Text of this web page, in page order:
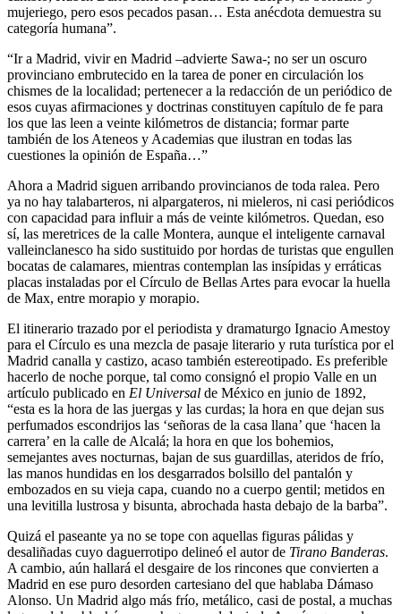
mujeriego, pero esos pecados pasan… Esta anécdota demuestra su
categoría humana”.
“Ir a Madrid, vivir en Madrid –advierte Sawa-; no ser un oscuro
provinciano embrutecido en la tarea de poner en circulación los
chismes de la localidad; pertenecer a la redacción de un periódico de
esos cuyas afirmaciones y doctrinas constituyen capítulo de fe para
los que las leen a veinte kilómetros de distancia; formar parte
también de los Ateneos y Academias que ilustran en todas las
cuestiones la opinión de España…”
Ahora a Madrid siguen arribando provincianos de toda ralea. Pero
ya no hay talabarteros, ni alpargateros, ni mieleros, ni casi periódicos
con capacidad para influir a más de veinte kilómetros. Quedan, eso
sí, las meretrices de la calle Montera, aunque el inteligente carnaval
valleinclanesco ha sido sustituido por hordas de turistas que engullen
bocatas de calamares, mientras contemplan las insípidas y erráticas
placas instaladas por el Círculo de Bellas Artes para evocar la huella
de Max, entre morapio y morapio.
El itinerario trazado por el periodista y dramaturgo Ignacio Amestoy
para el Círculo es una mezcla de pasaje literario y ruta turística por el
Madrid canalla y castizo, acaso también estereotipado. Es preferible
hacerlo de noche porque, tal como consignó el propio Valle en un
artículo publicado en El Universal de México en junio de 1892,
“esta es la hora de las juergas y las curdas; la hora en que dejan sus
perfumados escondrijos las ‘señoras de la casa llana’ que ‘hacen la
carrera’ en la calle de Alcalá; la hora en que los bohemios,
semejantes aves nocturnas, bajan de sus guardillas, ateridos de frío,
las manos hundidas en los desgarrados bolsillo del pantalón y
embozados en su vieja capa, cuando no a cuerpo gentil; metidos en
una levitilla lustrosa y bisunta, abrochada hasta debajo de la barba”.
Quizá el paseante ya no se tope con aquellas figuras pálidas y
desaliñadas cuyo daguerrotipo delineó el autor de Tirano Banderas.
A cambio, aún hallará el desgaire de los rincones que convierten a
Madrid en ese puro desorden cartesiano del que hablaba Dámaso
Alonso. Un Madrid algo más frío, metálico, casi de postal, a muchas